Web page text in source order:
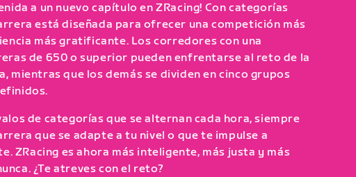
a un nuevo capítulo en ZRacing! Con categorías
está diseñada para ofrecer una competición más
más gratificante. Los corredores con una
de 650 o superior pueden enfrentarse al reto de la
mientras que los demás se dividen en cinco grupos
de categorías que se alternan cada hora, siempre
que se adapte a tu nivel o que te impulse a
ZRacing es ahora más inteligente, más justa y más
¿Te atreves con el reto?